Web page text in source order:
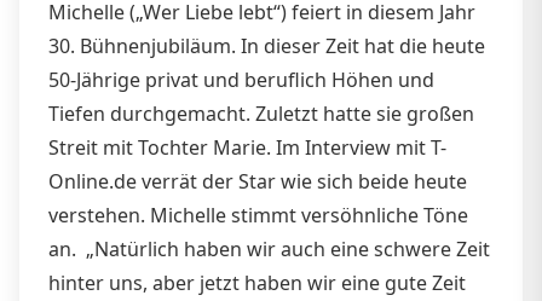
Michelle („Wer Liebe lebt“) feiert in diesem Jahr
30. Bühnenjubiläum. In dieser Zeit hat die heute
50-Jährige privat und beruflich Höhen und
Tiefen durchgemacht. Zuletzt hatte sie großen
Streit mit Tochter Marie. Im Interview mit T-
Online.de verrät der Star wie sich beide heute
verstehen. Michelle stimmt versöhnliche Töne
an. „Natürlich haben wir auch eine schwere Zeit
hinter uns, aber jetzt haben wir eine gute Zeit